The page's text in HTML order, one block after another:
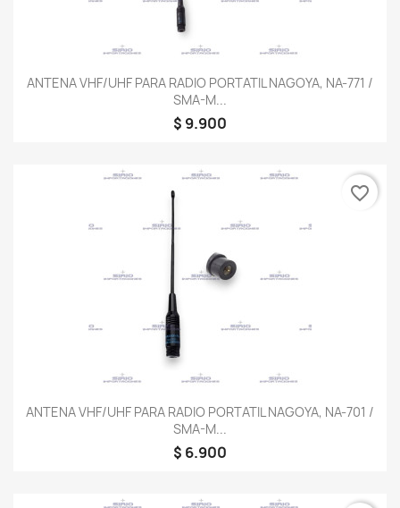
ANTENA VHF/UHF PARA RADIO PORTATIL NAGOYA, NA-771 /
SMA-M...
$ 9.900
ANTENA VHF/UHF PARA RADIO PORTATIL NAGOYA, NA-701 /
SMA-M...
$ 6.900
favorite_border